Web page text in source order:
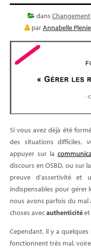
dans Changement
parAnnabelle
Si vous avez déjà été
des situations difficiles,
appuyer sur la
discours en OSBD, ou sur la
preuve d’assertivité et
indispensables pour gérer
nous avons parfois du
choses avecauthenticitéet
Cependant, il y a
fonctionnent très mal,